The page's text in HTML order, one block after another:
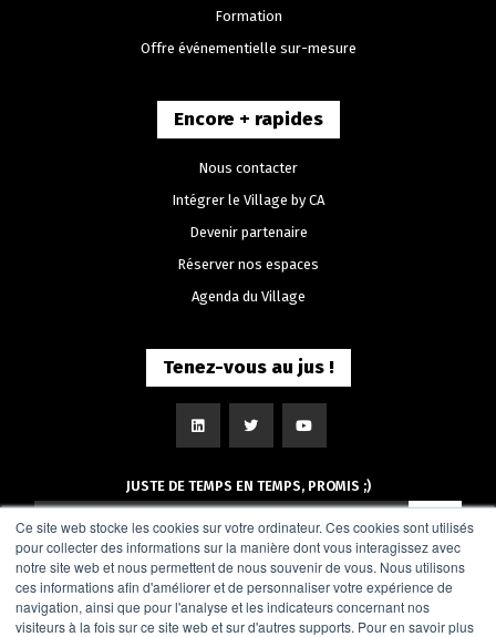
Ce site web stocke les cookies sur votre ordinateur. Ces cookies sont utilisés
pour collecter des informations sur la manière dont vous interagissez avec
notre site web et nous permettent de nous souvenir de vous. Nous utilisons
ces informations afin d'améliorer et de personnaliser votre expérience de
navigation, ainsi que pour l'analyse et les indicateurs concernant nos
visiteurs à la fois sur ce site web et sur d'autres supports. Pour en savoir plus
Formation
Offre événementielle sur-mesure
Encore + rapides
Nous contacter
Intégrer le Village by CA
Devenir partenaire
Réserver nos espaces
Agenda du Village
Tenez-vous au jus !
JUSTE DE TEMPS EN TEMPS, PROMIS ;)